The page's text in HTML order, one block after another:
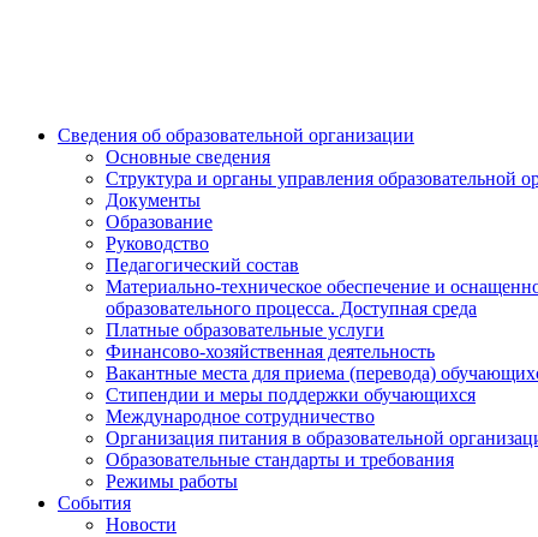
Сведения об образовательной организации
Основные сведения
Структура и органы управления образовательной
Документы
Образование
Руководство
Педагогический состав
Материально-техническое обеспечение и
образовательного процесса. Доступная среда
Платные образовательные услуги
Финансово-хозяйственная деятельность
Вакантные места для приема (перевода)
Стипендии и меры поддержки обучающихся
Международное сотрудничество
Организация питания в образовательной
Образовательные стандарты и требования
Режимы работы
События
Новости